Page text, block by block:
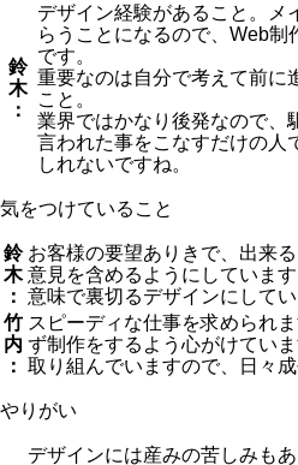
鈴
木
：
デザイン経験があること。メ
らうことになるので、Web
です。
重要なのは自分で考えて前に
こと。
業界ではかなり後発なので、
言われた事をこなすだけの人
しれないですね。
気をつけていること
鈴
木
：
お客様の要望ありきで、出来
意見を含めるようにしていま
意味で裏切るデザインにしてい
竹
内
：
スピーディな仕事を求められ
ず制作をするよう心がけてい
取り組んでいますので、日々
やりがい
デザインには産みの苦しみも